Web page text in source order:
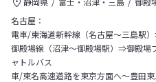
名古屋：
電車/東海道新幹線（名古屋～三島駅
御殿場線（沼津～御殿場駅）⇒御殿場
ャトルバス
車/東名高速道路を東京方面へ～豊田